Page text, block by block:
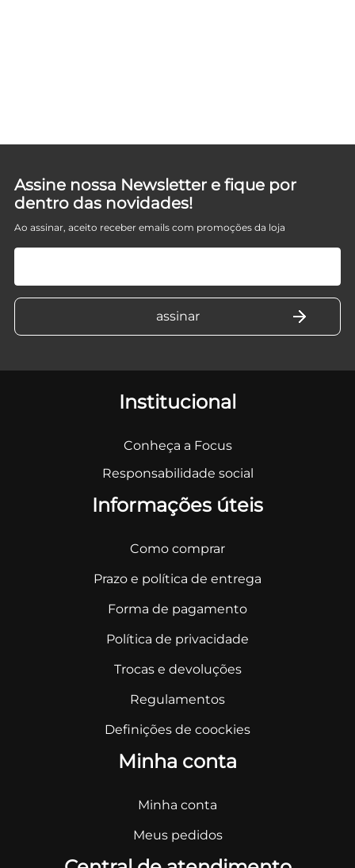
Assine nossa Newsletter e fique por
dentro das novidades!
Ao assinar, aceito receber emails com promoções da loja
Institucional
Conheça a Focus
Responsabilidade social
Informações úteis
Como comprar
Prazo e política de entrega
Forma de pagamento
Política de privacidade
Trocas e devoluções
Regulamentos
Definições de coockies
Minha conta
Minha conta
Meus pedidos